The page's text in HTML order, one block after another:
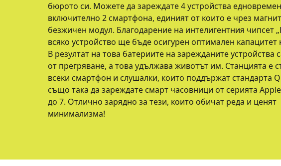
бюрото си. Можете да зареждате 4 устройства
включително 2 смартфона, единият от които е чрез
безжичен модул. Благодарение на интелигентния чипсет
всяко устройство ще бъде осигурен оптимален капацитет
В резултат на това батериите на зарежданите устройства
от прегряване, а това удължава животът им. Станцията е
всеки смартфон и слушалки, които поддържат стандарта
също така да зареждате смарт часовници от серията
до 7. Отлично зарядно за тези, които обичат реда и ценят
минимализма!